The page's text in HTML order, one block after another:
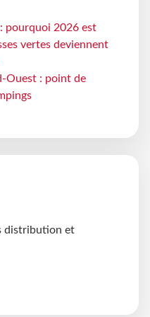
pourquoi 2026 est
vertes deviennent
Ouest : point de
distribution et